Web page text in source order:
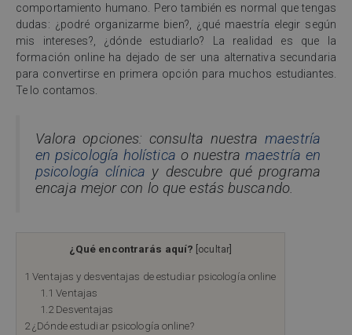
comportamiento humano. Pero también es normal que tengas
dudas: ¿podré organizarme bien?, ¿qué maestría elegir según
mis intereses?, ¿dónde estudiarlo? La realidad es que la
formación online ha dejado de ser una alternativa secundaria
para convertirse en primera opción para muchos estudiantes.
Te lo contamos.
Valora opciones: consulta nuestramaestría
en psicología holística o nuestramaestría en
psicología clínica y descubre qué programa
encaja mejor con lo que estás buscando.
¿Qué encontrarás aquí? ocultar
1 Ventajas y desventajas de estudiar psicología online
1.1 Ventajas
1.2Desventajas
2¿Dónde estudiar psicología online?